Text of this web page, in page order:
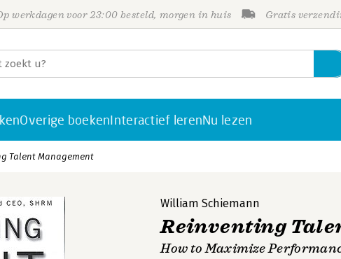
werkdagen voor 23:00 besteld, morgen in huis Gratis
Overige boekenInteractief lerenNu lezen
Talent Management
William Schiemann
Reinventing
How to Maximize